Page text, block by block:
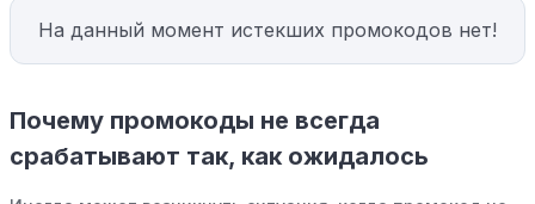
На данный момент истекших промокодов нет!
Почему промокоды не всегда
срабатывают так, как ожидалось